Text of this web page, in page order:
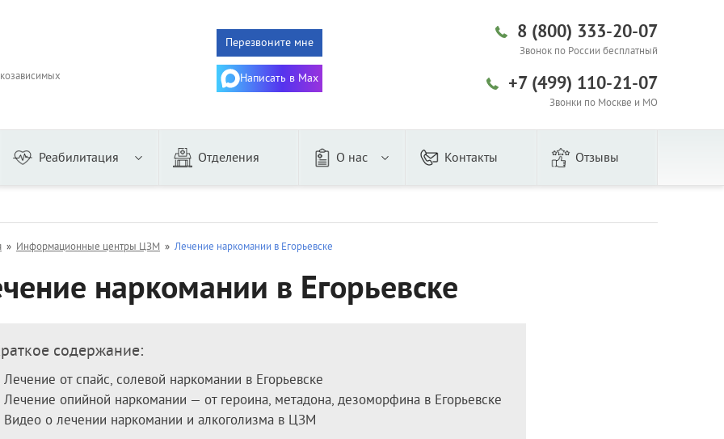
Перезвоните мне
Написать в Max
8 (800) 333-20-07
Звонок по России бесплатный
+7 (499) 110-21-07
Звонки по Москве и МО
лечения алкоголизма
на дом
организма от алкоголя
Дисульфирамом
Эспераль
Вивитролом
Налтрексоном
Кодирование на дому
Реабилитация Отделения О нас Контакты Отзывы
» Информационные центры ЦЗМ » Лечение наркомании в Егорьевске
наркомании в Егорьевске
содержание:
Лечение от спайс, солевой наркомании в Егорьевске
Лечение опийной наркомании — от героина, метадона, дезоморфина в Егорьевске
Видео о лечении наркомании и алкоголизма в ЦЗМ